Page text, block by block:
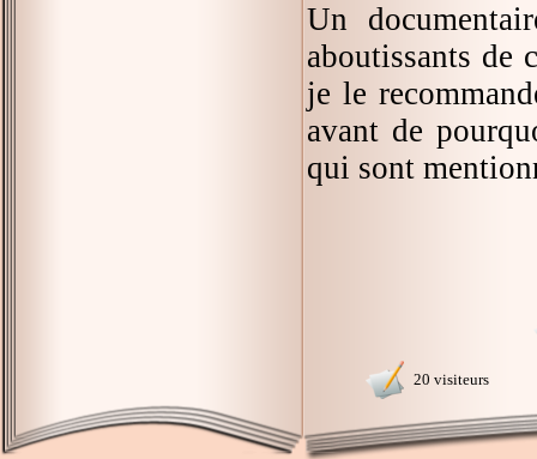
Un
aboutissants
je le
avant de
qui sont
20 visiteurs